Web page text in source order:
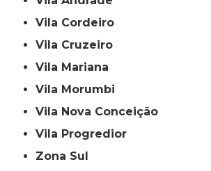
Vila Cordeiro
Vila Cruzeiro
Vila Mariana
Vila Morumbi
Vila Nova Conceição
Vila Progredior
Zona Sul